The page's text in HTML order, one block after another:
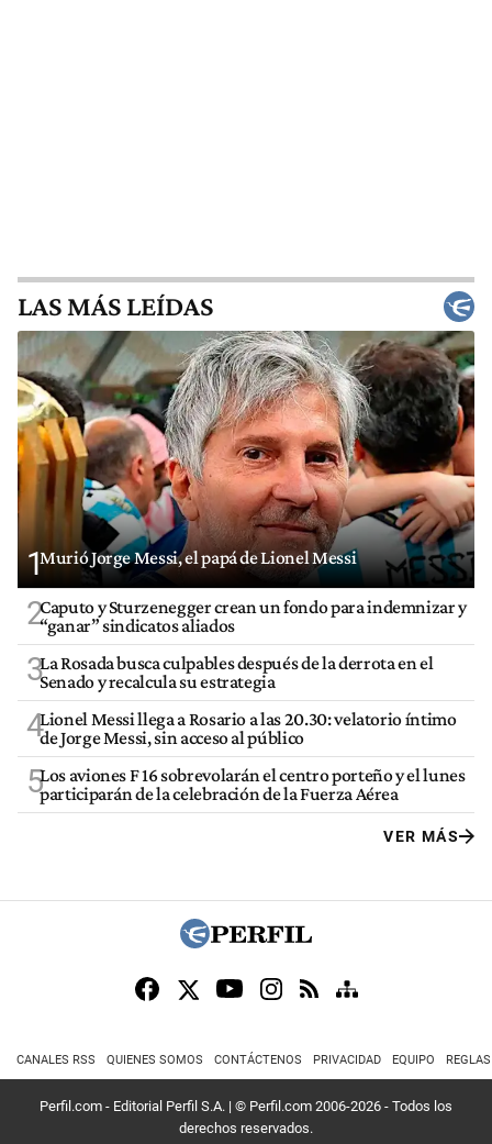
LAS MÁS LEÍDAS
1Murió Jorge Messi, el papá de Lionel Messi
2Caputo y Sturzenegger crean un fondo para indemnizar y
“ganar” sindicatos aliados
3La Rosada busca culpables después de la derrota en el
Senado y recalcula su estrategia
4Lionel Messi llega a Rosario a las 20.30: velatorio íntimo
de Jorge Messi, sin acceso al público
5Los aviones F 16 sobrevolarán el centro porteño y el lunes
participarán de la celebración de la Fuerza Aérea
VER MÁS
CANALES RSS QUIENES SOMOS CONTÁCTENOS PRIVACIDAD EQUIPO
Perfil.com - Editorial Perfil S.A. | © Perfil.com 2006-2026 - Todos los
derechos reservados.